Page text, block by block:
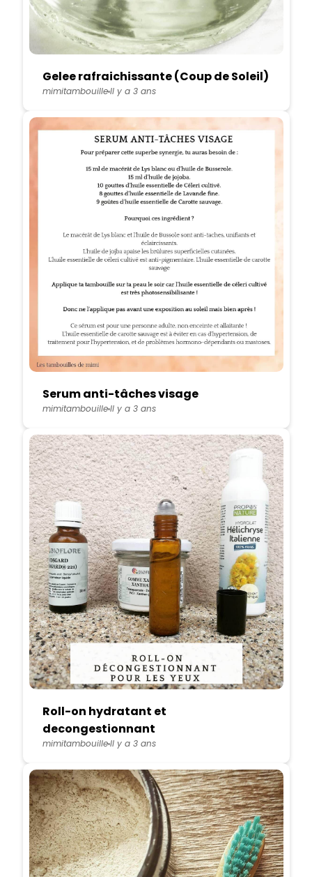
Gelee rafraichissante (Coup de Soleil)
mimitambouilleIl y a 3 ans
Serum anti-tâches visage
mimitambouilleIl y a 3 ans
Roll-on hydratant et
decongestionnant
mimitambouilleIl y a 3 ans